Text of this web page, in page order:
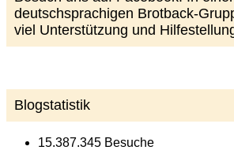
deutschsprachigen Brotback-
viel Unterstützung und
Blogstatistik
15.387.345 Besuche